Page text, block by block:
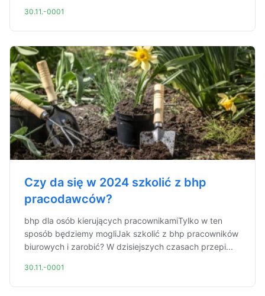
30.11.-0001
Czy da się w 2024 szkolić z bhp
pracodawców?
bhp dla osób kierujących pracownikamiTylko w ten
sposób będziemy mogliJak szkolić z bhp pracowników
biurowych i zarobić? W dzisiejszych czasach przepi...
30.11.-0001